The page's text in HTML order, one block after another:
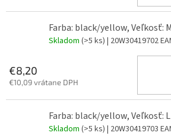
Farba: black/yellow, Veľkosť: M
Skladom (>5 ks) | 20W30419702
€8,20
€10,09 vrátane DPH
Farba: black/yellow, Veľkosť: L
Skladom (>5 ks) | 20W30419703